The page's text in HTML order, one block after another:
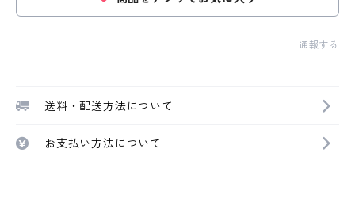
通報する
送料・配送方法について
お支払い方法について